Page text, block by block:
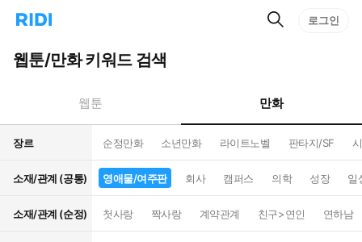
리
홈
으
턴
트
검
로그인
웹툰/만화 키워드 검색
웹툰 만화
장르 순정만화 소년만화 라이트노벨 판타지/SF
소재/관계 (공통) 영애물/여주판 회사 캠퍼스 의학 성장 일
소재/관계 (순정) 첫사랑 짝사랑 계약관계 친구>연인 연하남